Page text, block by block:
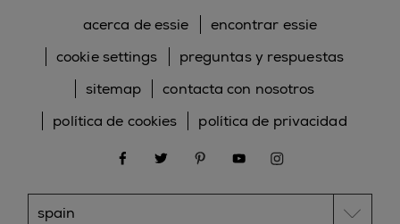
acerca de essie
encontrar essie
cookie settings
preguntas y respuestas
sitemap
contacta con nosotros
política de cookies
política de privacidad
facebooktwitter pinterestyoutubeinstagram